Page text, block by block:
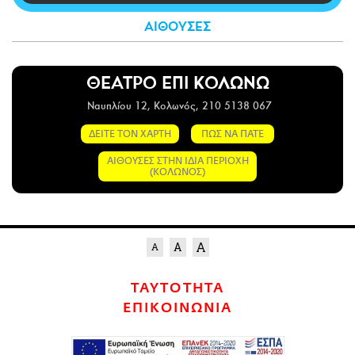
CITY GUIDE
ΑΙΘΟΥΣΕΣ
ΘΕΑΤΡΟ ΕΠΙ ΚΟΛΩΝΩ
Ναυπλίου 12, Κολωνός, 210 5138 067
ΔΕΙΤΕ ΤΟΝ ΧΑΡΤΗ ΠΩΣ ΝΑ ΠΑΤΕ
ΑΙΘΟΥΣΕΣ ΣΤΗΝ ΙΔΙΑ ΠΕΡΙΟΧΗ
(ΚΟΛΩΝΟΣ)
ΤΑΥΤΟΤΗΤΑ
ΕΠΙΚΟΙΝΩΝΙΑ